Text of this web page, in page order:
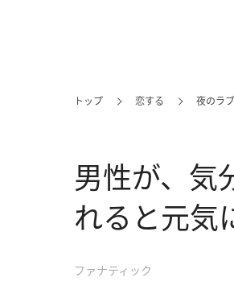
トップ 恋する 夜のラ
男性が、気
れると元気
ファナティック